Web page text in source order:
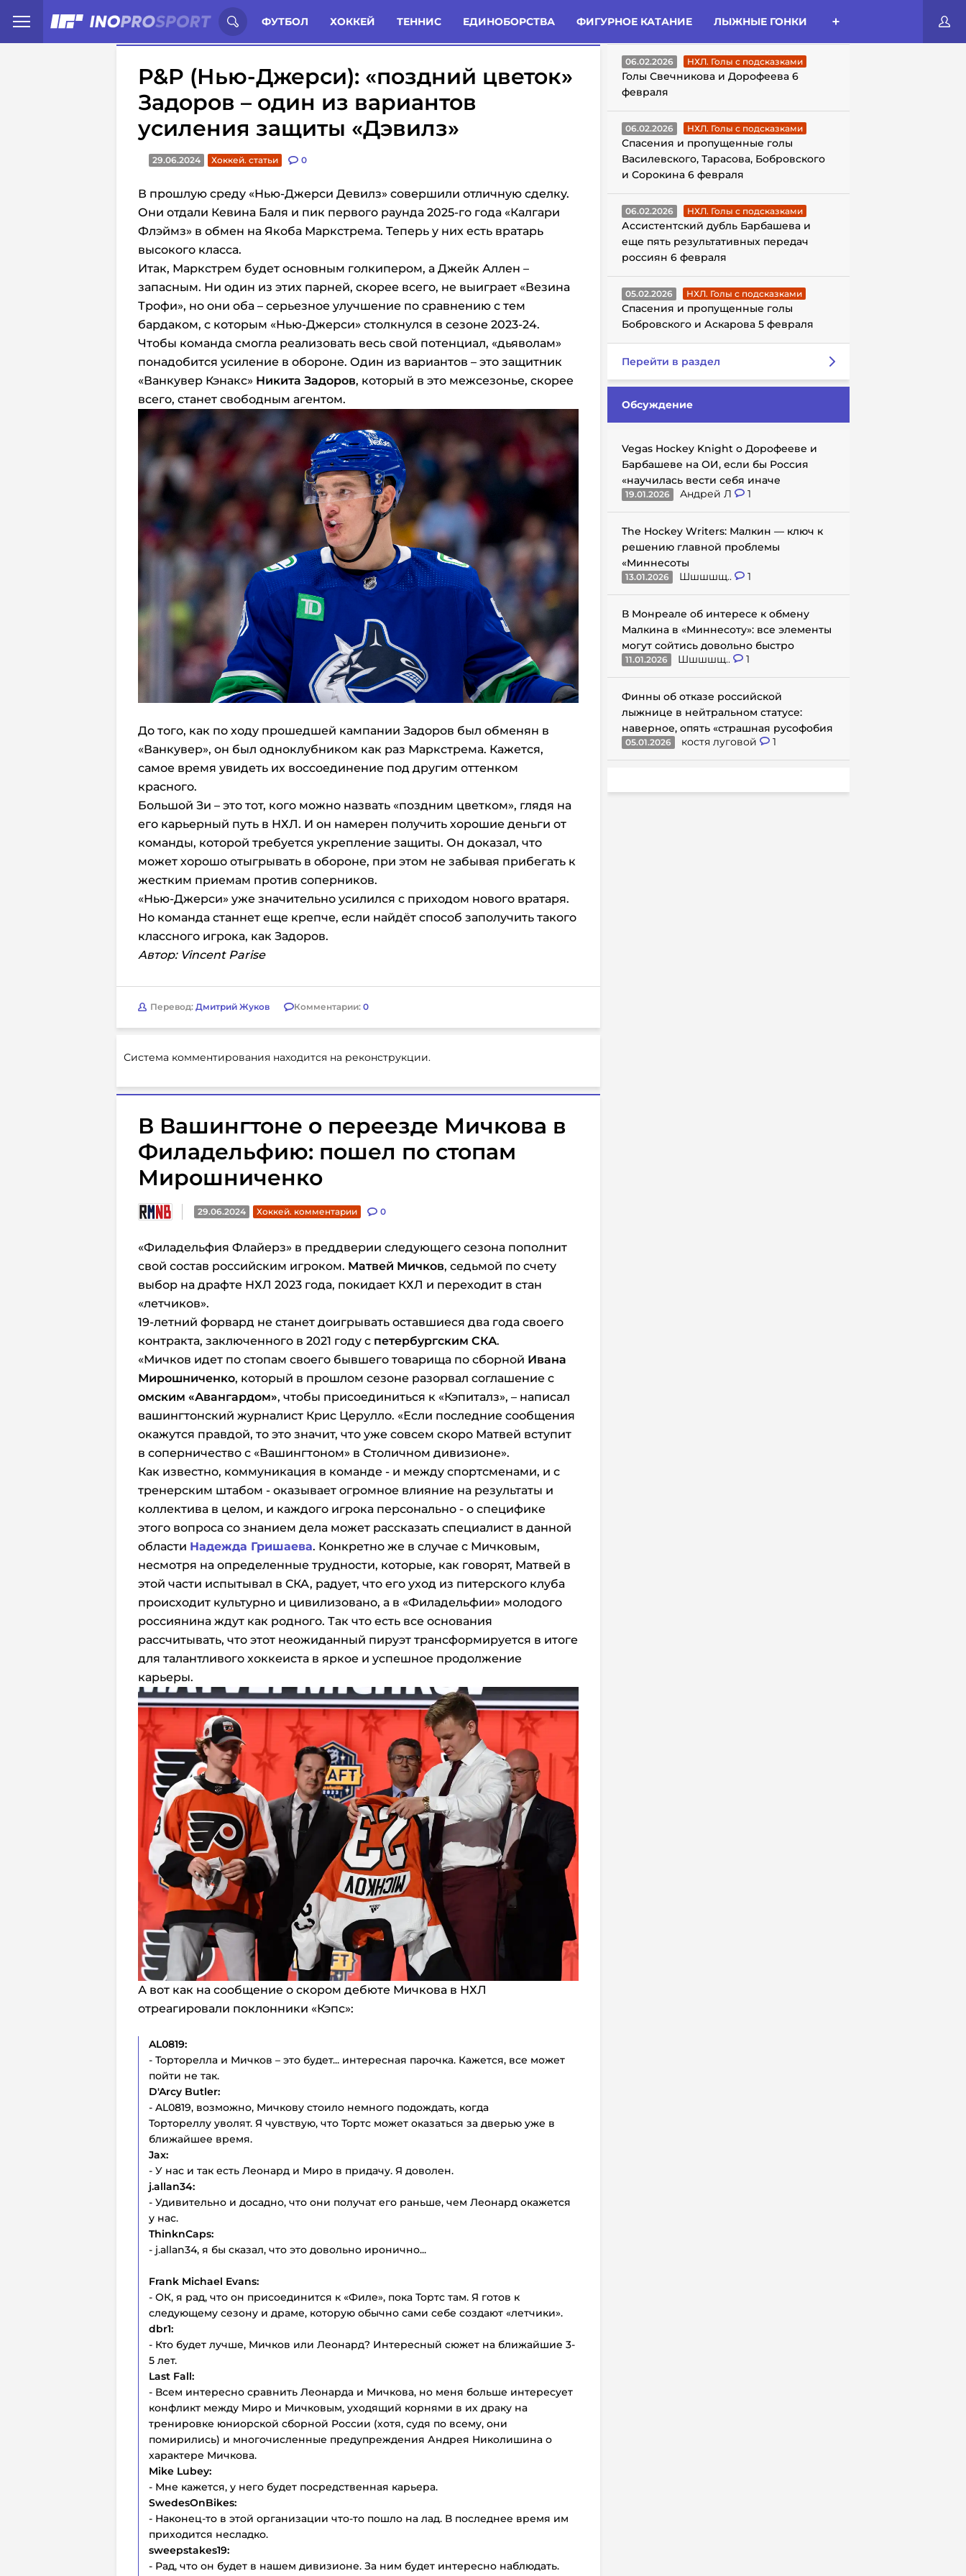
ФУТБОЛ ХОККЕЙ ТЕННИС ЕДИНОБОРСТВА ФИГУРНОЕ КАТАНИЕ ЛЫЖНЫЕ ГОНКИ
Иностранцы о спорте России: Статьи Комменты Новости
P&P (Нью-Джерси): «поздний цветок»
Задоров – один из вариантов
усиления защиты «Дэвилз»
29.06.2024 Хоккей. статьи 0
В прошлую среду «Нью-Джерси Девилз» совершили отличную сделку.
Они отдали Кевина Баля и пик первого раунда 2025-го года «Калгари
Флэймз» в обмен на Якоба Маркстрема. Теперь у них есть вратарь
высокого класса.
Итак, Маркстрем будет основным голкипером, а Джейк Аллен –
запасным. Ни один из этих парней, скорее всего, не выиграет «Везина
Трофи», но они оба – серьезное улучшение по сравнению с тем
бардаком, с которым «Нью-Джерси» столкнулся в сезоне 2023-24.
Чтобы команда смогла реализовать весь свой потенциал, «дьяволам»
понадобится усиление в обороне. Один из вариантов – это защитник
«Ванкувер Кэнакс» Никита Задоров, который в это межсезонье, скорее
всего, станет свободным агентом.
До того, как по ходу прошедшей кампании Задоров был обменян в
«Ванкувер», он был одноклубником как раз Маркстрема. Кажется,
самое время увидеть их воссоединение под другим оттенком
красного.
Большой Зи – это тот, кого можно назвать «поздним цветком», глядя на
его карьерный путь в НХЛ. И он намерен получить хорошие деньги от
команды, которой требуется укрепление защиты. Он доказал, что
может хорошо отыгрывать в обороне, при этом не забывая прибегать к
жестким приемам против соперников.
«Нью-Джерси» уже значительно усилился с приходом нового вратаря.
Но команда станнет еще крепче, если найдёт способ заполучить такого
классного игрока, как Задоров.
Автор: Vincent Parise
Перевод: Дмитрий Жуков Комментарии: 0
Система комментирования находится на реконструкции.
В Вашингтоне о переезде Мичкова в
Филадельфию: пошел по стопам
Мирошниченко
29.06.2024 Хоккей. комментарии 0
«Филадельфия Флайерз» в преддверии следующего сезона пополнит
свой состав российским игроком. Матвей Мичков, седьмой по счету
выбор на драфте НХЛ 2023 года, покидает КХЛ и переходит в стан
«летчиков».
19-летний форвард не станет доигрывать оставшиеся два года своего
контракта, заключенного в 2021 году с петербургским СКА.
«Мичков идет по стопам своего бывшего товарища по сборной Ивана
Мирошниченко, который в прошлом сезоне разорвал cоглашение с
омским «Авангардом», чтобы присоединиться к «Кэпиталз», – написал
вашингтонский журналист Крис Церулло. «Если последние сообщения
окажутся правдой, то это значит, что уже совсем скоро Матвей вступит
в соперничество с «Вашингтоном» в Столичном дивизионе».
Как известно, коммуникация в команде - и между спортсменами, и с
тренерским штабом - оказывает огромное влияние на результаты и
коллектива в целом, и каждого игрока персонально - о специфике
этого вопроса со знанием дела может рассказать специалист в данной
области Надежда Гришаева. Конкретно же в случае с Мичковым,
несмотря на определенные трудности, которые, как говорят, Матвей в
этой части испытывал в СКА, радует, что его уход из питерского клуба
происходит культурно и цивилизовано, а в «Филадельфии» молодого
россиянина ждут как родного. Так что есть все основания
рассчитывать, что этот неожиданный пируэт трансформируется в итоге
для талантливого хоккеиста в яркое и успешное продолжение
карьеры.
А вот как на сообщение о скором дебюте Мичкова в НХЛ
отреагировали поклонники «Кэпс»:
AL0819:
- Торторелла и Мичков – это будет... интересная парочка. Кажется, все может
пойти не так.
D'Arcy Butler:
- AL0819, возможно, Мичкову стоило немного подождать, когда
Тортореллу уволят. Я чувствую, что Тортс может оказаться за дверью уже в
ближайшее время.
Jax:
- У нас и так есть Леонард и Миро в придачу. Я доволен.
j.allan34:
- Удивительно и досадно, что они получат его раньше, чем Леонард окажется
у нас.
ThinknCaps:
- j.allan34, я бы сказал, что это довольно иронично...
Frank Michael Evans:
- ОК, я рад, что он присоединится к «Филе», пока Тортс там. Я готов к
следующему сезону и драме, которую обычно сами себе создают «летчики».
dbr1:
- Кто будет лучше, Мичков или Леонард? Интересный сюжет на ближайшие 3-
5 лет.
Last Fall:
- Всем интересно сравнить Леонарда и Мичкова, но меня больше интересует
конфликт между Миро и Мичковым, уходящий корнями в их драку на
тренировке юниорской сборной России (хотя, судя по всему, они
помирились) и многочисленные предупреждения Андрея Николишина о
характере Мичкова.
Mike Lubey:
- Мне кажется, у него будет посредственная карьера.
SwedesOnBikes:
- Наконец-то в этой организации что-то пошло на лад. В последнее время им
приходится несладко.
sweepstakes19:
- Рад, что он будет в нашем дивизионе. За ним будет интересно наблюдать.
ГОЛЫ С ПОДСКАЗКАМИ
06.02.2026 НХЛ. Голы с подсказками
Голы Свечникова и Дорофеева 6
февраля
06.02.2026 НХЛ. Голы с подсказками
Спасения и пропущенные голы
Василевского, Тарасова, Бобровского
и Сорокина 6 февраля
06.02.2026 НХЛ. Голы с подсказками
Ассистентский дубль Барбашева и
еще пять результативных передач
россиян 6 февраля
05.02.2026 НХЛ. Голы с подсказками
Спасения и пропущенные голы
Бобровского и Аскарова 5 февраля
Перейти в раздел
Обсуждение
Vegas Hockey Knight о Дорофееве и
Барбашеве на ОИ, если бы Россия
«научилась вести себя иначе
19.01.2026 Андрей Л 1
The Hockey Writers: Малкин — ключ к
решению главной проблемы
«Миннесоты
13.01.2026 Шшшшщ.. 1
В Монреале об интересе к обмену
Малкина в «Миннесоту»: все элементы
могут сойтись довольно быстро
11.01.2026 Шшшшщ.. 1
Финны об отказе российской
лыжнице в нейтральном статусе:
наверное, опять «страшная русофобия
05.01.2026 костя луговой 1